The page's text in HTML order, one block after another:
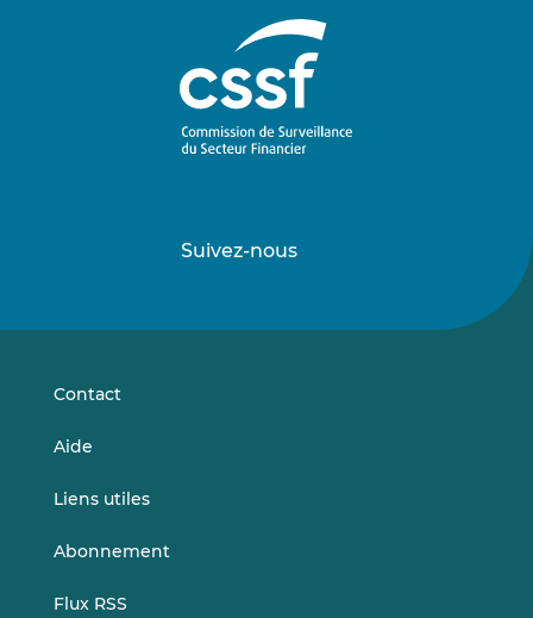
Suivez-nous
sursur
Contact
Aide
Liens utiles
Abonnement
Flux RSS